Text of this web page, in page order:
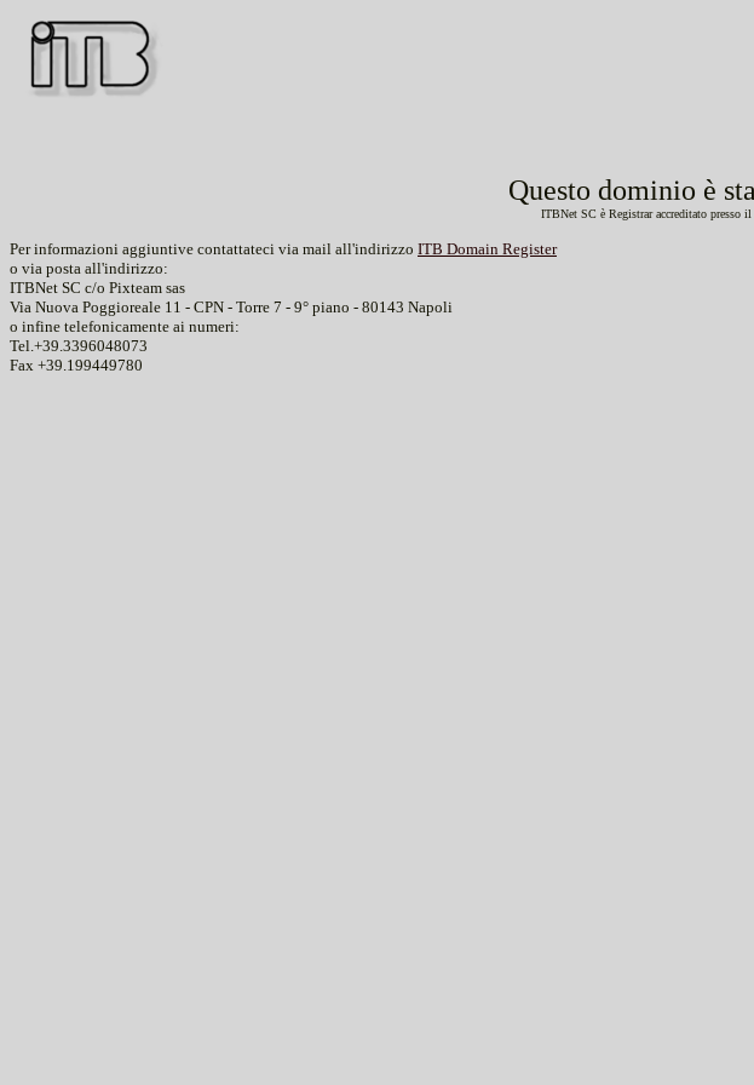
Questo dominio è
ITBNet SC è Registrar accreditato
Per informazioni aggiuntive contattateci via mail all'indirizzo ITB Domain Register
o via posta all'indirizzo:
ITBNet SC c/o Pixteam sas
Via Nuova Poggioreale 11 - CPN - Torre 7 - 9° piano - 80143 Napoli
o infine telefonicamente ai numeri:
Tel.+39.3396048073
Fax +39.199449780